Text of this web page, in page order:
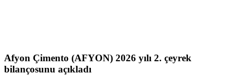
Afyon Çimento (AFYON) 2026 yılı 2. çeyrek
bilançosunu açıkladı